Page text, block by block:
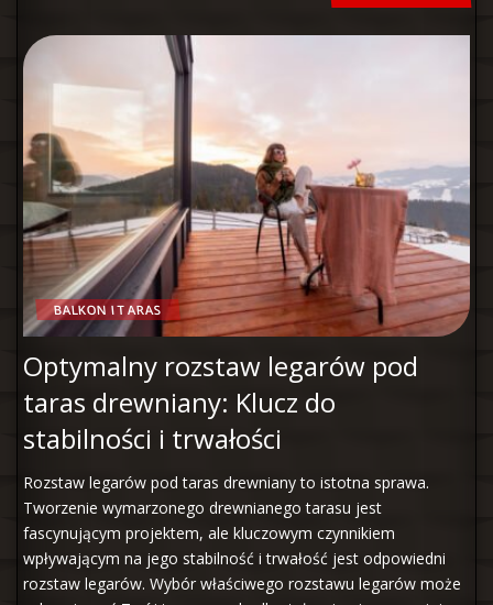
BALKON I TARAS
Optymalny rozstaw legarów pod
taras drewniany: Klucz do
stabilności i trwałości
Rozstaw legarów pod taras drewniany to istotna sprawa.
Tworzenie wymarzonego drewnianego tarasu jest
fascynującym projektem, ale kluczowym czynnikiem
wpływającym na jego stabilność i trwałość jest odpowiedni
rozstaw legarów. Wybór właściwego rozstawu legarów może